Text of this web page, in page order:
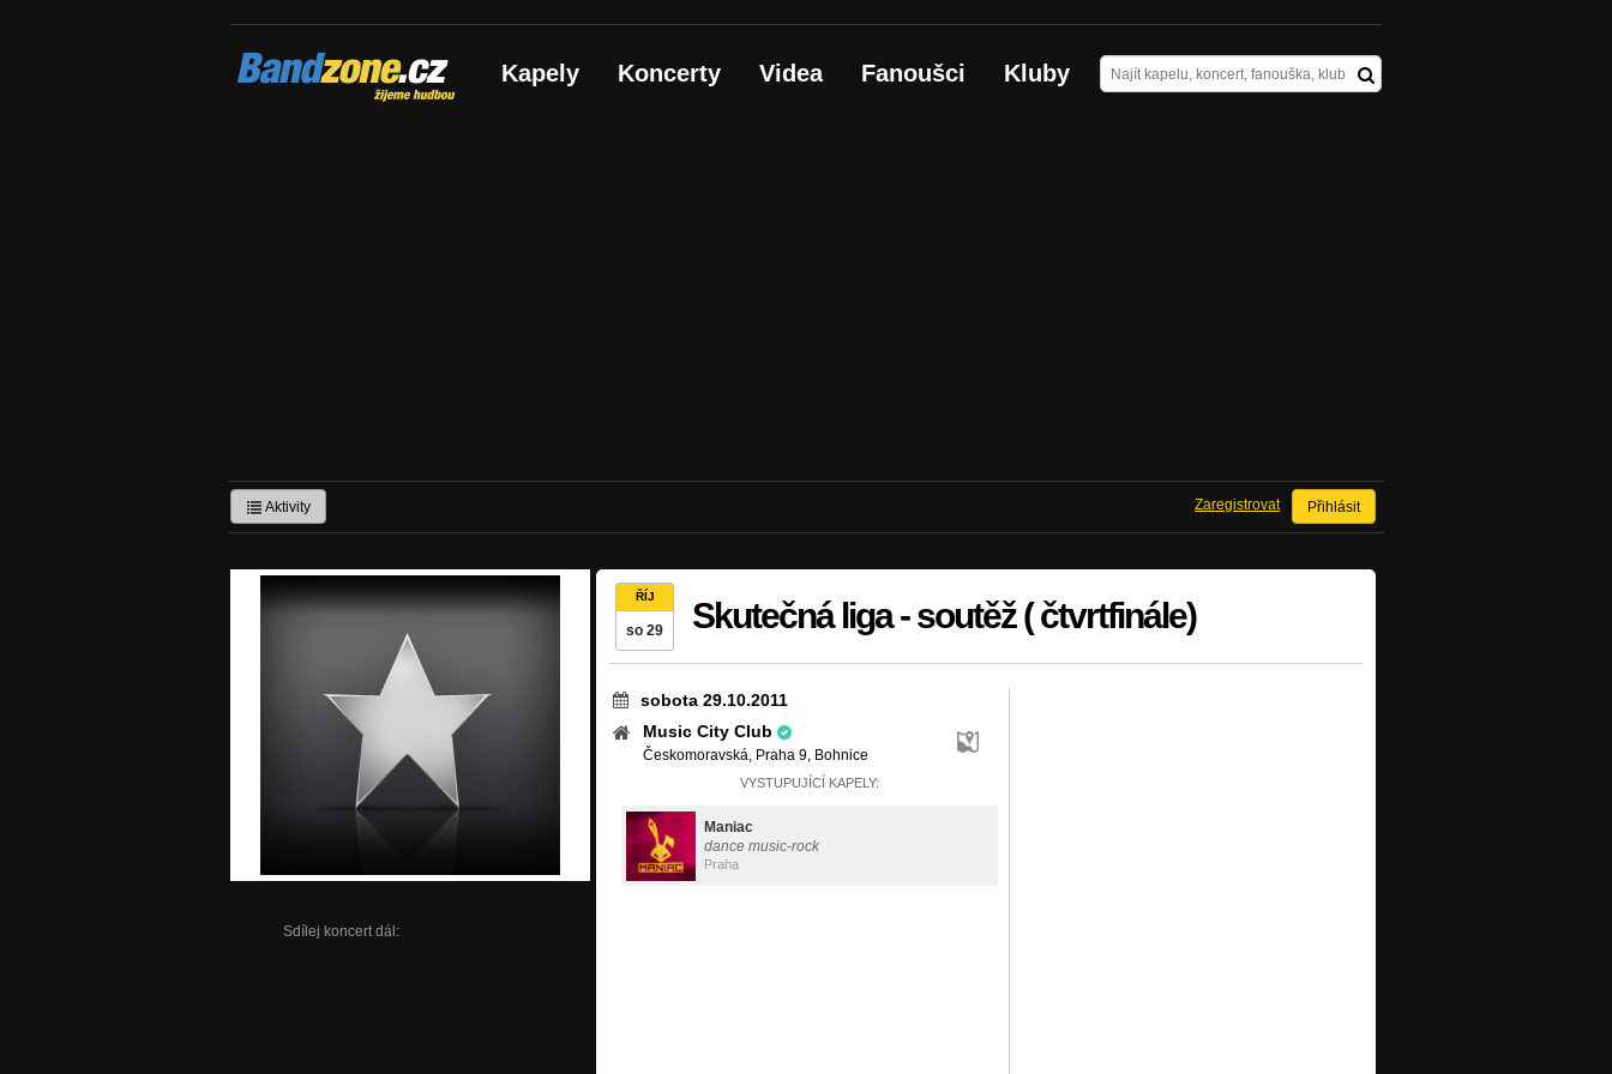
Bandzone.cz
žijeme hudbou Kapely Koncerty Videa Fanoušci Kluby
Aktivity Přihlásit
Zaregistrovat
Sdílej koncert dál:
ŘÍJ
so 29 Skutečná liga - soutěž ( čtvrtfinále)
sobota 29.10.2011
Music City Club
Českomoravská, Praha 9, Bohnice
VYSTUPUJÍCÍ KAPELY:
Maniac
dance music-rock
Praha